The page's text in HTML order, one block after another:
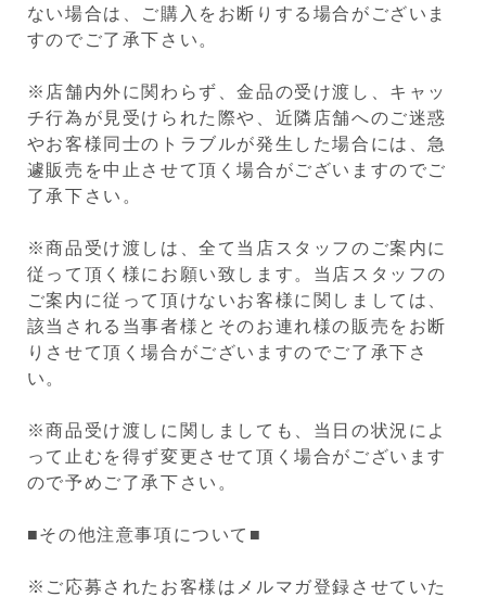
ない場合は、ご購入をお断りする場合がございま
すのでご了承下さい。
※店舗内外に関わらず、金品の受け渡し、キャッ
チ行為が見受けられた際や、近隣店舗へのご迷惑
やお客様同士のトラブルが発生した場合には、急
遽販売を中止させて頂く場合がございますのでご
了承下さい。
※商品受け渡しは、全て当店スタッフのご案内に
従って頂く様にお願い致します。当店スタッフの
ご案内に従って頂けないお客様に関しましては、
該当される当事者様とそのお連れ様の販売をお断
りさせて頂く場合がございますのでご了承下さ
い。
※商品受け渡しに関しましても、当日の状況によ
って止むを得ず変更させて頂く場合がございます
ので予めご了承下さい。
■その他注意事項について■
※ご応募されたお客様はメルマガ登録させていた